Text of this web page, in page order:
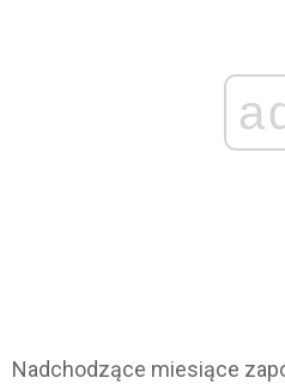
Nadchodzące miesiące